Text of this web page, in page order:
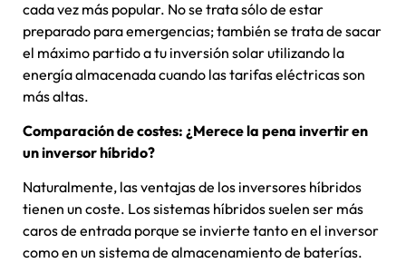
cada vez más popular. No se trata sólo de estar
preparado para emergencias; también se trata de sacar
el máximo partido a tu inversión solar utilizando la
energía almacenada cuando las tarifas eléctricas son
más altas.
Comparación de costes: ¿Merece la pena invertir en
un inversor híbrido?
Naturalmente, las ventajas de los inversores híbridos
tienen un coste. Los sistemas híbridos suelen ser más
caros de entrada porque se invierte tanto en el inversor
como en un sistema de almacenamiento de baterías.